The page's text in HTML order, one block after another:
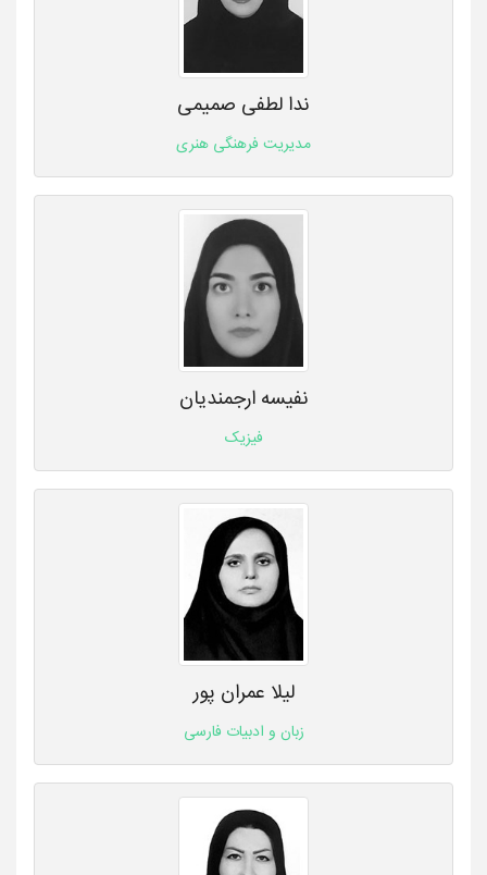
ندا لطفی صمیمی
مدیریت فرهنگی هنری
نفیسه ارجمندیان
فیزیک
لیلا عمران پور
زبان و ادبیات فارسی